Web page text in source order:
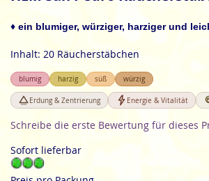
Bildgalerie
springen
♦ ein blumiger, würziger, harziger und
Inhalt: 20 Räucherstäbchen
blumig harzig süß würzig
Erdung & Zentrierung Energie & Vitalität
Schreibe die erste Bewertung für dieses
Sofort lieferbar